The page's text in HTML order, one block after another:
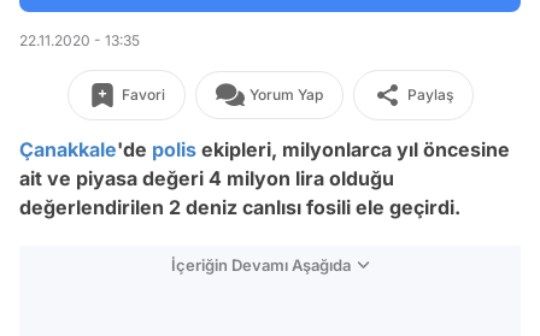
22.11.2020 - 13:35
Favori Yorum Yap Paylaş
Çanakkale'de polis ekipleri, milyonlarca yıl öncesine
ait ve piyasa değeri 4 milyon lira olduğu
değerlendirilen 2 deniz canlısı fosili ele geçirdi.
İçeriğin Devamı Aşağıda